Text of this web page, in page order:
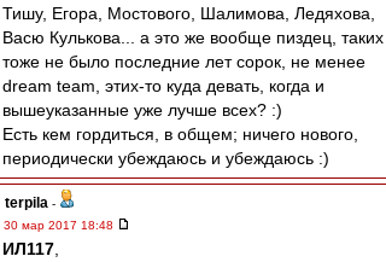
Тишу, Егора, Мостового, Шалимова, Ледяхова,
Васю Кулькова... а это же вообще пиздец, таких
тоже не было последние лет сорок, не менее
dream team, этих-то куда девать, когда и
вышеуказанные уже лучше всех? :)
Есть кем гордиться, в общем; ничего нового,
периодически убеждаюсь и убеждаюсь :)
terpila -
30 мар 2017 18:48
ИЛ117